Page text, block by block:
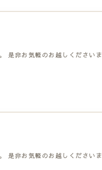
是非お気軽のお越しくださいま
是非お気軽のお越しくださいま